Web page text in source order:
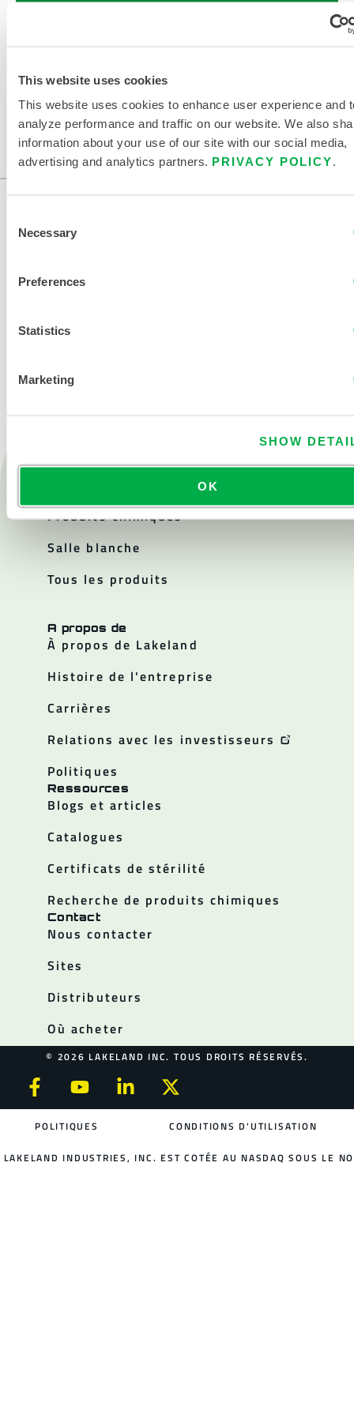
This website uses cookies
This website uses cookies to enhance user experience and
analyze performance and traffic on our website. We also
information about your use of our site with our social media,
advertising and analytics partners. PRIVACY POLICY.
Selection
Necessary
Preferences
Statistics
Marketing
SHOW
OK
Disponible dans ces régions de vente : CHINE, ASIE.
Ce produit n'est pas vendu dans votre région. Vous
pouvez modifier votre région en haut de la page.
Produits
Produits chimiques
Salle blanche
Tous les produits
A propos de
À propos de Lakeland
Histoire de l'entreprise
Carrières
Relations avec les investisseurs
Politiques
Ressources
Blogs et articles
Catalogues
Certificats de stérilité
Recherche de produits chimiques
Contact
Nous contacter
Sites
Distributeurs
Où acheter
© 2026 LAKELAND INC. TOUS DROITS RÉSERVÉS.
POLITIQUES CONDITIONS D'UTILISATION
LAKELAND INDUSTRIES, INC. EST COTÉE AU NASDAQ SOUS LE